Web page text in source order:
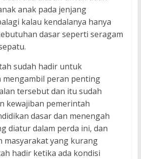
anak pada jenjang
kalau kendalanya hanya
dasar seperti seragam
sudah hadir untuk
mengambil peran penting
tersebut dan itu sudah
kewajiban pemerintah
dasar dan menengah
diatur dalam perda ini, dan
masyarakat yang kurang
hadir ketika ada kondisi